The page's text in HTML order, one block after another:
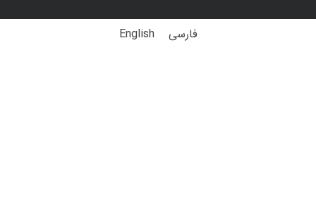
فارسی English